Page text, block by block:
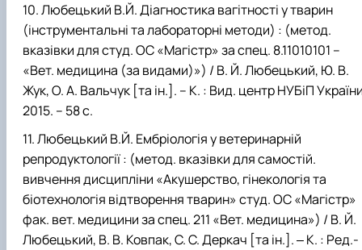
Любецький В.Й. Діагностика вагітності у тварин
(інструментальні та лабораторні методи) : (метод.
вказівки для студ. ОС «Магістр» за спец. 8.11010101 –
«Вет. медицина (за видами)») / В. Й. Любецький, Ю. В.
Жук, О. А. Вальчук [та ін.]. – К. : Вид. центр НУБіП
2015. – 58 с.
Любецький В.Й. Ембріологія у ветеринарній
репродуктології : (метод. вказівки для самостій.
вивчення дисципліни «Акушерство, гінекологія та
біотехнологія відтворення тварин» студ. ОС «Магістр»
фак. вет. медицини за спец. 211 «Вет. медицина») / В. Й.
Любецький, В. В. Ковпак, С. С. Деркач [та ін.]. ‒ К. : Ред.-